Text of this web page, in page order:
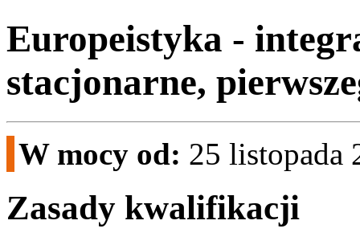
Europeistyka -
stacjonarne,
W mocy od: 25 listopada
Zasady kwalifikacji